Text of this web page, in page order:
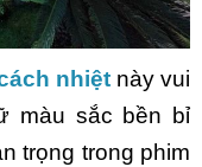
nhiệt này vui
màu sắc bền bỉ
trọng trong phim